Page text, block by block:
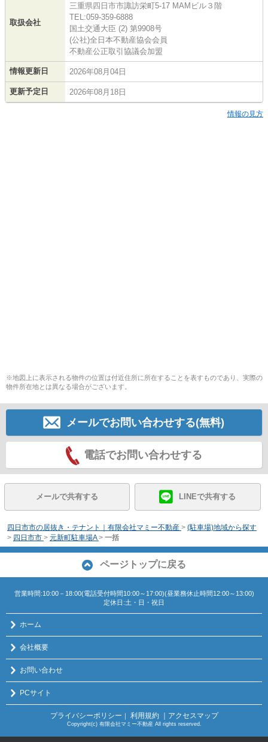
取扱会社
三重県四日市市諏訪栄町5-17 MAMビル３階
TEL:059-359-6888
国土交通大臣 (2) 第9908号
(公社)全日本不動産協会会員
不動産公正取引協議会加盟
情報更新日 2026年08月04日
更新予定日 2026年08月18日
情報の見方
※地図上に表示される物件の位置は付近住所に所在することを表すものであり、実際の
物件所在地とは異なる場合がございます。
メールでお問い合わせする(無料)
電話でお問い合わせする
メールで共有する LINEで共有する
四日市市の居抜き・テナント｜有限会社マミー不動産 > (駐車場)地域から探す
> 四日市市 > 元新町駐車場A > 一括
ページトップに戻る
営業時間:10:00－18:00(電話受付時間10:00～17:00)(昼業務休止時間12:00～13:00)
定休日:土・日・祝日
ホーム
会社概要
お問い合わせ
PCサイト
プライバシーポリシー ｜ 利用規約 ｜アクセスマップ
Copyright(c) 有限会社マミー不動産 All rights reserved.